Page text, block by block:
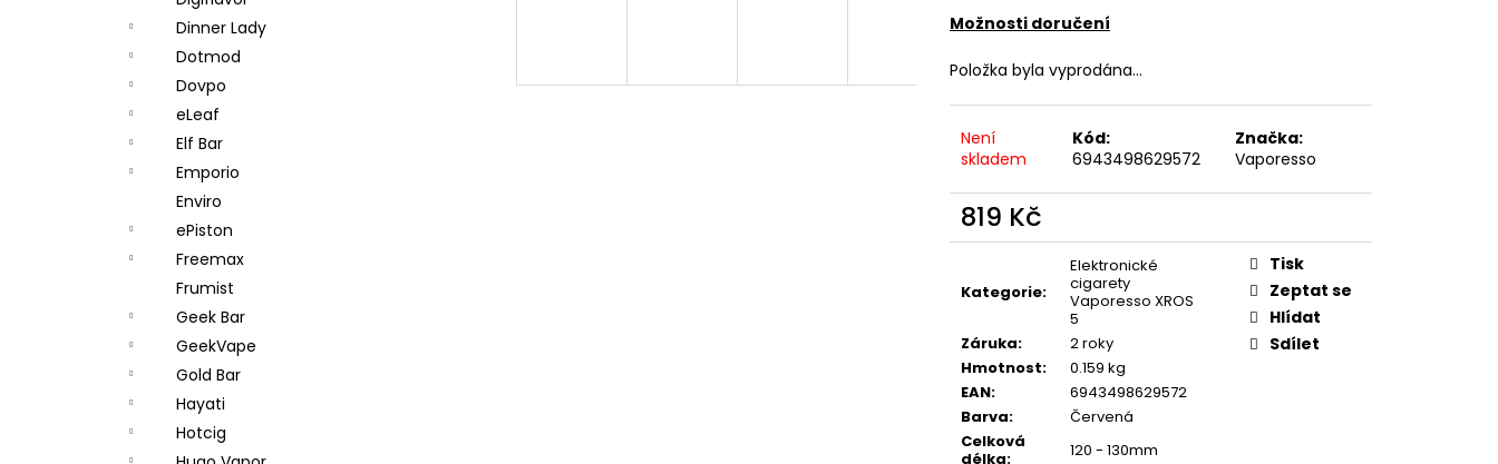
Dinner Lady
Dotmod
Dovpo
eLeaf
Elf Bar
Emporio
Enviro
ePiston
Freemax
Frumist
Geek Bar
GeekVape
Gold Bar
Hayati
Hotcig
Možnosti doručení
Položka byla vyprodána…
Není
skladem
Kód:
6943498629572
Značka:
Vaporesso
819 Kč
Měrná
Kategorie:
Elektronické
cigarety
Vaporesso XROS
5
Záruka:
2 roky
Hmotnost:
0.159 kg
EAN:
6943498629572
Barva:
Červená
Celková
délka:
120 - 130mm
Tisk
Zeptat se
Hlídat
Sdílet
JOYETECH BF SS316 ATOMIZER 0,6OHM
48 Kč